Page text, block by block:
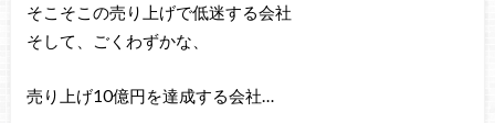
そこそこの売り上げで低迷する会社
そして、ごくわずかな、
売り上げ10億円を達成する会社…